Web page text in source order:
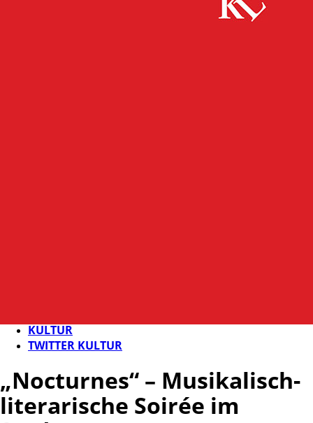
KULTUR
TWITTER KULTUR
„Nocturnes“ – Musikalisch-
literarische Soirée im